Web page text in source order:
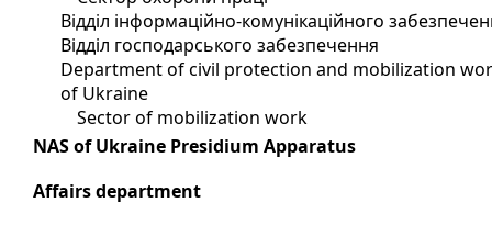
Відділ інформаційно-комунікаційного
Відділ господарського забезпечення
Department of civil protection and mobilization
of Ukraine
Sector of mobilization work
NAS of Ukraine Presidium Apparatus
Affairs department